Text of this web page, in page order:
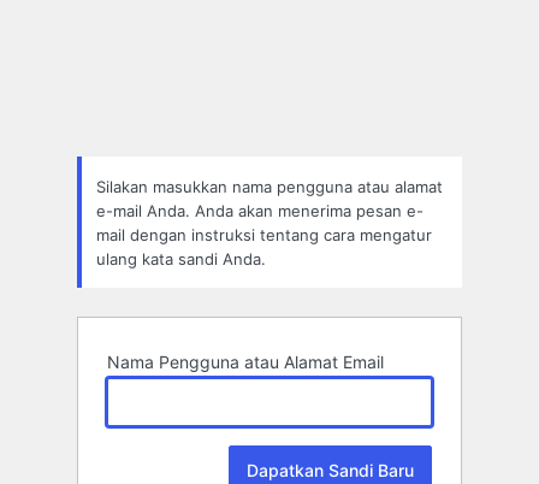
Silakan masukkan nama pengguna atau alamat
e-mail Anda. Anda akan menerima pesan e-
mail dengan instruksi tentang cara mengatur
ulang kata sandi Anda.
Nama Pengguna atau Alamat Email